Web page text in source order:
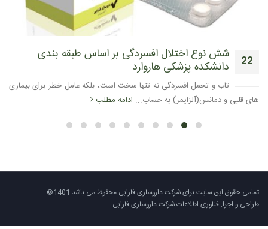
22 شش نوع اختلال افسردگی بر اساس طبقه بندی
دانشکده پزشکی هاروارد
تاب و تحمل افسردگی نه تنها سخت است، بلکه عامل خطر برای بیماری
های قلبی و دمانس(آلزایمر) به حساب... ادامه مطلب
تمامی حقوق این سایت برای شرکت داروسازی فارابی محفوظ می باشد 1401©
طراحی و اجرا: فناوری اطلاعات شرکت داروسازی فارابی